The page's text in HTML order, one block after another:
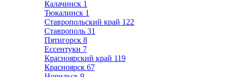
Калачинск 1
Тюкалинск 1
Ставропольский край 122
Ставрополь 31
Пятигорск 8
Ессентуки 7
Красноярский край 119
Красноярск 67